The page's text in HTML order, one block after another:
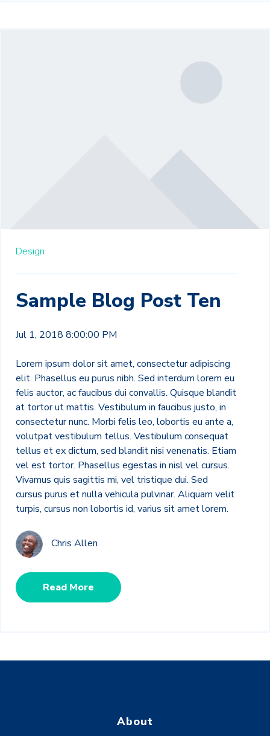
Design
Sample Blog Post Ten
Jul 1, 2018 8:00:00 PM
Lorem ipsum dolor sit amet, consectetur adipiscing
elit. Phasellus eu purus nibh. Sed interdum lorem eu
felis auctor, ac faucibus dui convallis. Quisque blandit
at tortor ut mattis. Vestibulum in faucibus justo, in
consectetur nunc. Morbi felis leo, lobortis eu ante a,
volutpat vestibulum tellus. Vestibulum consequat
tellus et ex dictum, sed blandit nisi venenatis. Etiam
vel est tortor. Phasellus egestas in nisl vel cursus.
Vivamus quis sagittis mi, vel tristique dui. Sed
cursus purus et nulla vehicula pulvinar. Aliquam velit
turpis, cursus non lobortis id, varius sit amet lorem.
Chris Allen
Read More
About